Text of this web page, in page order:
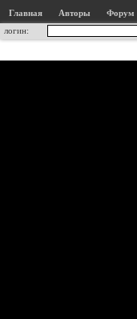
Главная Авторы
Форум
логин: